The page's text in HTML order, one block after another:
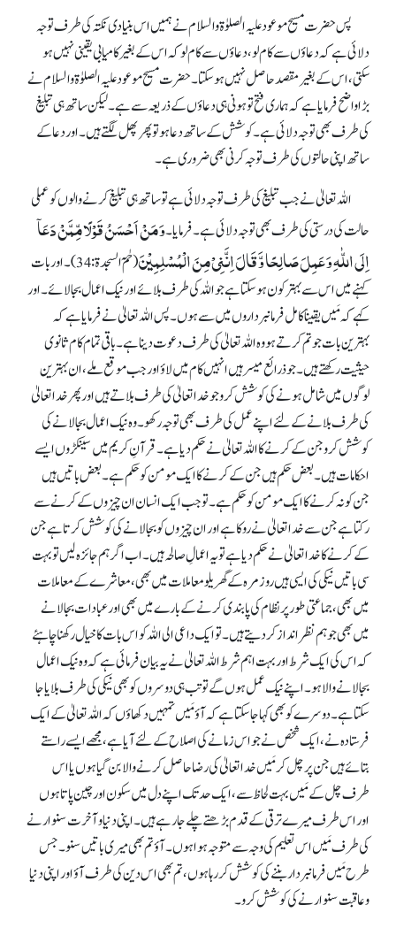
پس حضرت مسیح موعود علیہ الصلوٰۃ والسلام نے ہمیں اس بنیادی نکتہ کی طرف توجہ
دلائی ہے کہ دعاوٴں سے کام لو، دعاوٴں سے کام لو کہ اس کے بغیر کامیابی یقینی نہیں ہو
سکتی، اس کے بغیر مقصد حاصل نہیں ہو سکتا۔ حضرت مسیح موعود علیہ الصلوٰۃ والسلام نے
بڑا واضح فرمایا ہے کہ ہماری فتح تو ہونی ہی دعاوٴں کے ذریعہ سے ہے۔ لیکن ساتھ ہی تبلیغ
کی طرف بھی توجہ دلائی ہے۔ کوشش کے ساتھ دعا ہو تو پھر پھل لگتے ہیں۔ اور دعا کے
ساتھ اپنی حالتوں کی طرف توجہ کرنی بھی ضروری ہے۔
اللہ تعالیٰ نے جب تبلیغ کی طرف توجہ دلائی ہے تو ساتھ ہی تبلیغ کرنے والوں کو عملی
حالت کی درستی کی طرف بھی توجہ دلائی ہے۔ فرمایا۔وَ مَنۡ اَحۡسَنُ قَوۡلًا مِّمَّنۡ دَعَاۤ
اِلَی اللّٰہِ وَ عَمِلَ صَالِحًا وَّ قَالَ اِنَّنِیۡ مِنَ الۡمُسۡلِمِیۡنَ
(حٰمٓ السجدة: 34)۔ اور بات
کہنے میں اس سے بہتر کون ہو سکتا ہے جو اللہ کی طرف بلائے اور نیک اعمال بجا لائے۔ اور
کہے کہ مَیں یقیناً کامل فرمانبرداروں میں سے ہوں۔ پس اللہ تعالیٰ نے فرمایا ہے کہ
بہترین بات جو تم کرتے ہو وہ اللہ تعالیٰ کی طرف دعوت دینا ہے۔ باقی تمام کام ثانوی
حیثیت رکھتے ہیں۔ جو ذرائع میسر ہیں انہیں کام میں لاوٴ اور جب موقع ملے، ان بہترین
لوگوں میں شامل ہونے کی کوشش کرو جو خدا تعالیٰ کی طرف بلاتے ہیں اور پھرخدا تعالیٰ
کی طرف بلانے کے لئے اپنے عمل کی طرف بھی توجہ رکھو۔ وہ نیک اعمال بجا لانے کی
کوشش کرو جن کے کرنے کا اللہ تعالیٰ نے حکم دیا ہے۔ قرآنِ کریم میں سینکڑوں ایسے
احکامات ہیں۔ بعض حکم ہیں جن کے کرنے کا ایک مومن کو حکم ہے۔ بعض باتیں ہیں
جن کو نہ کرنے کا ایک مومن کو حکم ہے۔ تو جب ایک انسان ان چیزوں کے کرنے سے
رکتا ہے جن سے خدا تعالیٰ نے روکا ہے اور ان چیزوں کو بجا لانے کی کوشش کرتا ہے جن
کے کرنے کا خدا تعالیٰ نے حکم دیا ہے تو یہ اعمالِ صالحہ ہیں۔ اب اگر ہم جائزہ لیں تو بہت
سی باتیں نیکی کی ایسی ہیں روزمرہ کے گھریلو معاملات میں بھی، معاشرے کے معاملات
میں بھی، جماعتی طور پر نظام کی پابندی کرنے کے بارے میں بھی اور عبادات بجا لانے
میں بھی جو ہم نظر انداز کر دیتے ہیں۔ تو ایک داعی الی اللہ کو اس بات کا خیال رکھنا چاہئے
کہ اس کی ایک شرط اور بہت اہم شرط اللہ تعالیٰ نے یہ بیان فرمائی ہے کہ وہ نیک اعمال
بجا لانے والا ہو۔ اپنے نیک عمل ہوں گے تو تب ہی دوسروں کو بھی نیکی کی طرف بلایا جا
سکتا ہے۔ دوسرے کو بھی کہا جا سکتا ہے کہ آوٴ مَیں تمہیں دکھاوٴں کہ اللہ تعالیٰ کے ایک
فرستادہ نے، ایک شخص نے جو اس زمانے کی اصلاح کے لئے آیا ہے، مجھے ایسے راستے
بتائے ہیں جن پر چل کر مَیں خدا تعالیٰ کی رضا حاصل کرنے والا بن گیا ہوں یا اس
طرف چل کے مَیں بہت لحاظ سے، ایک حد تک اپنے دل میں سکون اور چین پاتا ہوں
اور اس طرف میرے ترقی کے قدم بڑھتے چلے جا رہے ہیں۔ اپنی دنیا و آخرت سنوارنے
کی طرف مَیں اس تعلیم کی وجہ سے متوجہ ہوا ہوں۔ آوٴ تم بھی میری باتیں سنو۔ جس
طرح مَیں فرمانبردار بننے کی کوشش کر رہا ہوں، تم بھی اس دین کی طرف آوٴ اور اپنی دنیا
و عاقبت سنوارنے کی کوشش کرو۔